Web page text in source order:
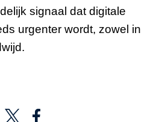
signaal dat digitale
urgenter wordt, zowel in